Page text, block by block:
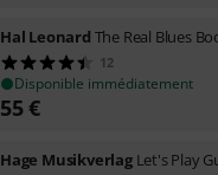
Hal Leonard The Real Blues
12
Disponible immédiatement
55€
Hage Musikverlag Let's Play